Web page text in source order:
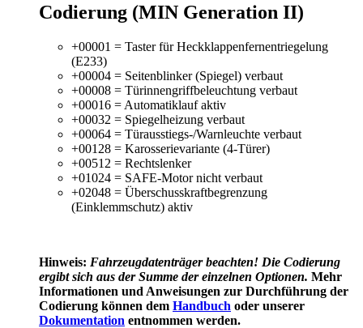
Codierung (MIN Generation II)
+00001 = Taster für Heckklappenfernentriegelung
(E233)
+00004 = Seitenblinker (Spiegel) verbaut
+00008 = Türinnengriffbeleuchtung verbaut
+00016 = Automatiklauf aktiv
+00032 = Spiegelheizung verbaut
+00064 = Türausstiegs-/Warnleuchte verbaut
+00128 = Karosserievariante (4-Türer)
+00512 = Rechtslenker
+01024 = SAFE-Motor nicht verbaut
+02048 = Überschusskraftbegrenzung
(Einklemmschutz) aktiv
Hinweis: Fahrzeugdatenträgerbeachten! Die Codierung
ergibt sich aus der Summe der einzelnen Optionen. Mehr
Informationen und Anweisungen zur Durchführung der
Codierung können dem Handbuch oder unserer
Dokumentation entnommen werden.